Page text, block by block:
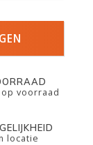
voorraad
locatie